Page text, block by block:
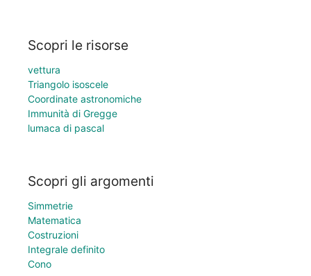
Scopri le risorse
vettura
Triangolo isoscele
Coordinate astronomiche
Immunità di Gregge
lumaca di pascal
Scopri gli argomenti
Simmetrie
Matematica
Costruzioni
Integrale definito
Cono